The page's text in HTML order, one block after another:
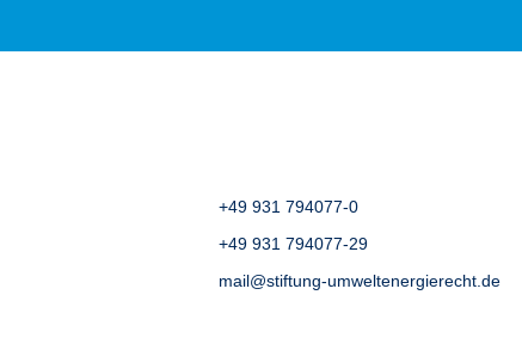
+49 931 794077-0
+49 931 794077-29
mail@stiftung-umweltenergierecht.de